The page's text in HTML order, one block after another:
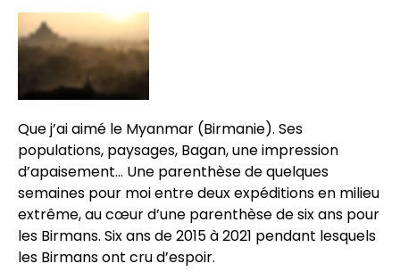
Que j’ai aimé le Myanmar (Birmanie). Ses
populations, paysages, Bagan, une impression
d’apaisement… Une parenthèse de quelques
semaines pour moi entre deux expéditions en milieu
extrême, au cœur d’une parenthèse de six ans pour
les Birmans. Six ans de 2015 à 2021 pendant lesquels
les Birmans ont cru d’espoir.